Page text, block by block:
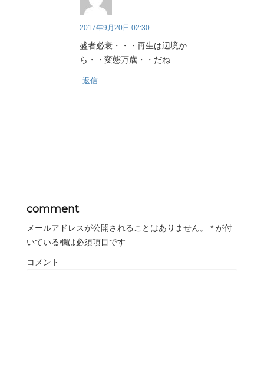
2017年9月20日 02:30
盛者必衰・・・再生は辺境か
ら・・変態万歳・・だね
返信
comment
メールアドレスが公開されることはありません。 * が付
いている欄は必須項目です
コメント